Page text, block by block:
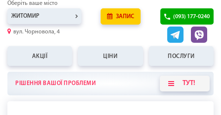
Оберіть ваше місто
ЖИТОМИР
вул. Чорновола, 4
ЗАПИС (093) 177-0240
АКЦІЇ ЦІНИ ПОСЛУГИ
РІШЕННЯ ВАШОЇ ПРОБЛЕМИ ТУТ!